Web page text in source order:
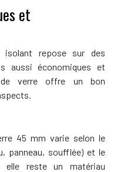
et
isolant repose sur des
aussi économiques et
verre offre un bon
45 mm varie selon le
panneau, soufflée) et le
elle reste un matériau